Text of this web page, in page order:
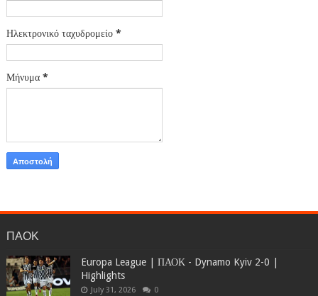
Ηλεκτρονικό ταχυδρομείο *
Μήνυμα *
ΠΑΟΚ
Europa League | ΠΑΟΚ - Dynamo Kyiv 2-0 |
Highlights
July 31, 2026 0